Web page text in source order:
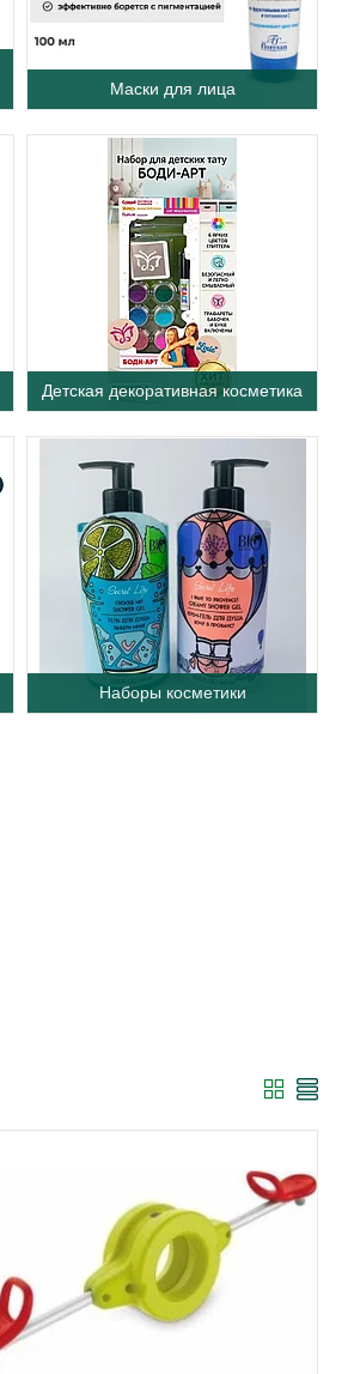
Маски для лица
Детская декоративная косметика
Наборы косметики